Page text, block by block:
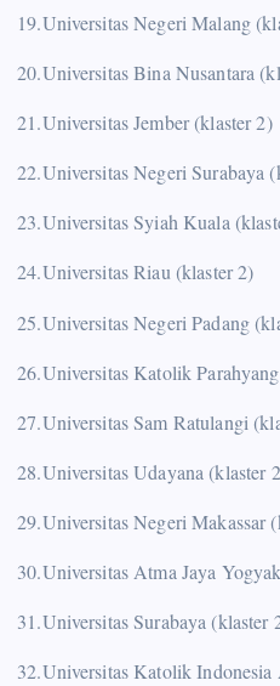
19.Universitas Negeri Malang
20.Universitas Bina Nusantara
21.Universitas Jember (klaster 2)
22.Universitas Negeri Surabaya
23.Universitas Syiah Kuala
24.Universitas Riau (klaster 2)
25.Universitas Negeri Padang
26.Universitas Katolik
27.Universitas Sam Ratulangi
28.Universitas Udayana (klaster
29.Universitas Negeri Makassar
30.Universitas Atma Jaya
31.Universitas Surabaya (klaster
32.Universitas Katolik Indonesia